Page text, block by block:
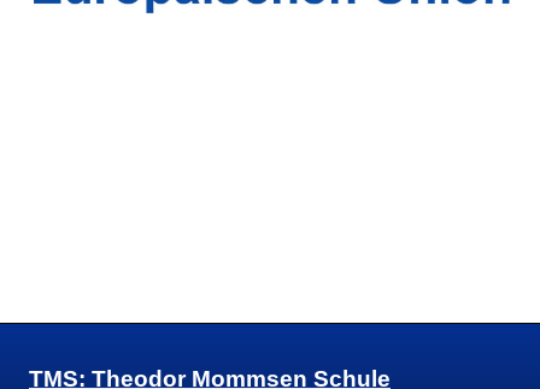
TMS: Theodor Mommsen Schule